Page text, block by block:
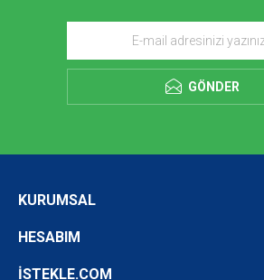
GÖNDER
KURUMSAL
HESABIM
İSTEKLE.COM